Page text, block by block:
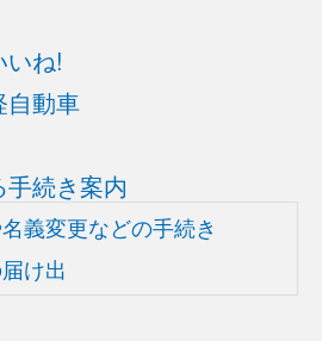
いね!
自動車
続き案内
名義変更などの手続き
け出